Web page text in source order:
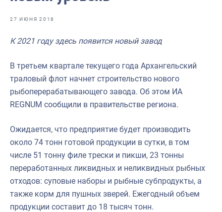
Отраслевые СМИ
Научно-практическая литература
Рыбоохрана России
Отрасль в цифрах
Инфографика
Укрепление духовно-нравственных ценностей
События в России и мире
27 ИЮНЯ 2018
К 2021 году здесь появится новый завод
В третьем квартале текущего года Архангельский
траловый флот начнет строительство нового
рыбоперерабатывающего завода. Об этом ИА
REGNUM сообщили в правительстве региона.
Ожидается, что предприятие будет производить
около 74 тонн готовой продукции в сутки, в том
числе 51 тонну филе трески и пикши, 23 тонны
переработанных ликвидных и неликвидных рыбных
отходов: суповые наборы и рыбные субпродукты, а
также корм для пушных зверей. Ежегодный объем
продукции составит до 18 тысяч тонн.